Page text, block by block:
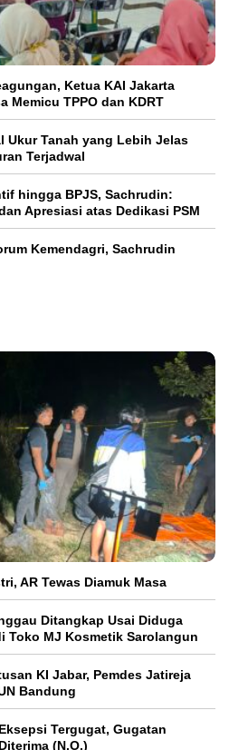
Ketua KAI Jakarta
Memicu TPPO dan KDRT
Ukur Tanah yang Lebih Jelas
Terjadwal
hingga BPJS, Sachrudin:
Apresiasi atas Dedikasi PSM
Kemendagri, Sachrudin
AR Tewas Diamuk Masa
Ditangkap Usai Diduga
Toko MJ Kosmetik Sarolangun
KI Jabar, Pemdes Jatireja
Bandung
Tergugat, Gugatan
(N.O.)